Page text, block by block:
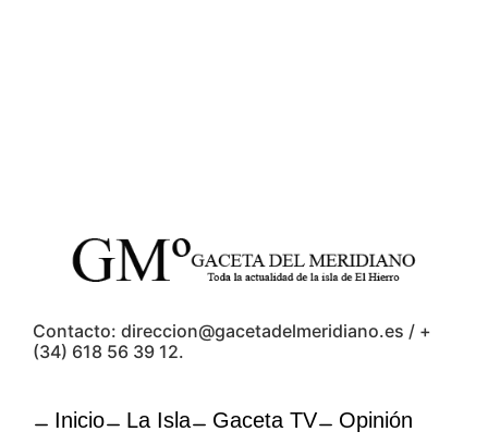
Contacto: direccion@gacetadelmeridiano.es / +
(34) 618 56 39 12.
Inicio La Isla Gaceta TV
Opinión